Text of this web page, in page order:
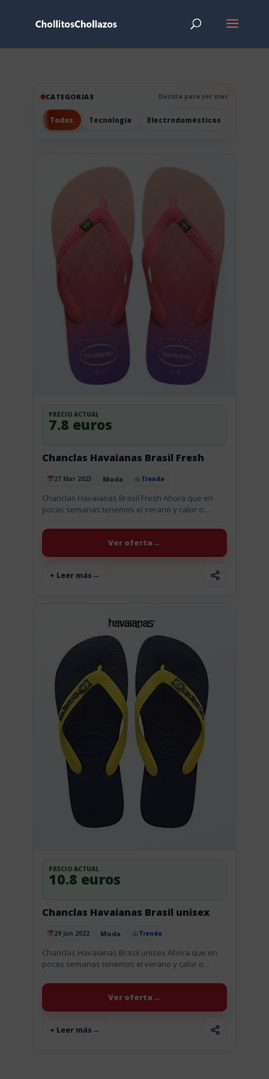
CATEGORIAS Desliza para ver mas
Todos Tecnología Electrodomésticos
Publicado el
27 Mar 2023 Moda Tienda
Chanclas Havaianas Brasil Fresh
PRECIO ACTUAL
7.8 euros
Chanclas Havaianas Brasil Fresh Ahora que en
pocas semanas tenemos el verano y calor o
piscina...
+ Leer más
Ver oferta
Publicado el
29 Jun 2022 Moda Tienda
Chanclas Havaianas Brasil unisex
PRECIO ACTUAL
10.8 euros
Chanclas Havaianas Brasil unisex Ahora que en
pocas semanas tenemos el verano y calor o
piscina...
+ Leer más
Ver oferta